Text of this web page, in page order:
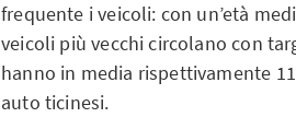
frequente i veicoli: con un’età
veicoli più vecchi circolano con
hanno in media rispettivamente
auto ticinesi.